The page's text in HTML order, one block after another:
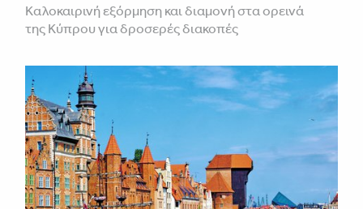
Καλοκαιρινή εξόρμηση και διαμονή στα ορεινά
της Κύπρου για δροσερές διακοπές